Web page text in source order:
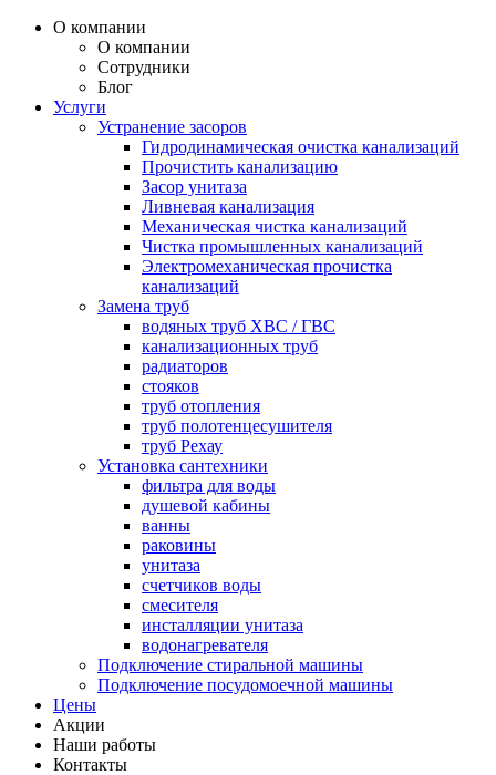
О компании
О компании
Сотрудники
Блог
Услуги
Устранение засоров
Гидродинамическая очистка канализаций
Прочистить канализацию
Засор унитаза
Ливневая канализация
Механическая чистка канализаций
Чистка промышленных канализаций
Электромеханическая прочистка
канализаций
Замена труб
водяных труб ХВС / ГВС
канализационных труб
радиаторов
стояков
труб отопления
труб полотенцесушителя
труб Рехау
Установка сантехники
фильтра для воды
душевой кабины
ванны
раковины
унитаза
счетчиков воды
смесителя
инсталляции унитаза
водонагревателя
Подключение стиральной машины
Подключение посудомоечной машины
Цены
Акции
Наши работы
Контакты